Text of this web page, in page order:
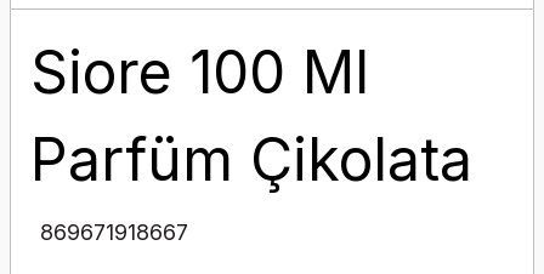
Siore 100 Ml
Parfüm Çikolata
869671918667